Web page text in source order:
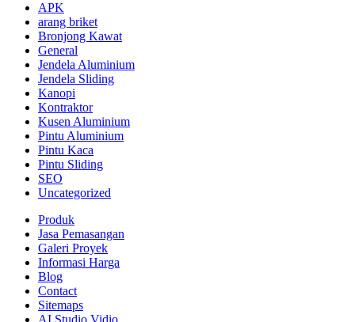
APK
arang briket
Bronjong Kawat
General
Jendela Aluminium
Jendela Sliding
Kanopi
Kontraktor
Kusen Aluminium
Pintu Aluminium
Pintu Kaca
Pintu Sliding
SEO
Uncategorized
Produk
Jasa Pemasangan
Galeri Proyek
Informasi Harga
Blog
Contact
Sitemaps